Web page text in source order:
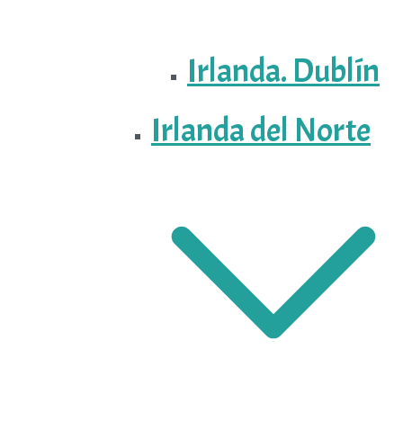
Irlanda. Dublín
Irlanda del Norte